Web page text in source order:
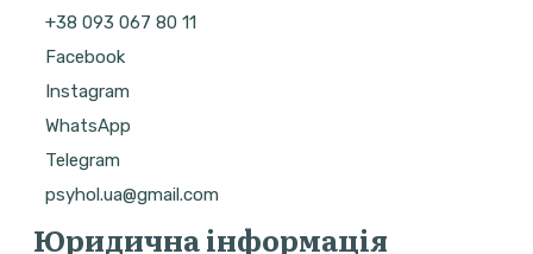
+38 093 067 80 11
Facebook
Instagram
WhatsApp
Telegram
psyhol.ua@gmail.com
Юридична інформація